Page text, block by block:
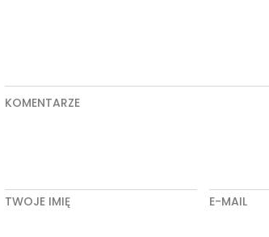
KOMENTARZE
TWOJE IMIĘ E-MAIL